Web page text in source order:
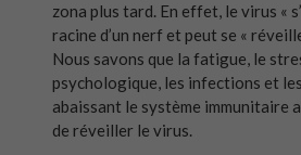
zona plus tard. En effet, le virus «
racine d’un nerf et peut se «
Nous savons que la fatigue, le
psychologique, les infections et
abaissant le système immunitaire
de réveiller le virus.